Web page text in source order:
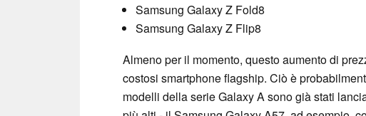
Samsung Galaxy Z Fold8
Samsung Galaxy Z Flip8
Almeno per il momento, questo aumento di
costosi smartphone flagship. Ciò è
modelli della serie Galaxy A sono già stati